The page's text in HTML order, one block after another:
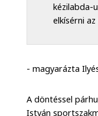
kézilabda-
elkísérni
- magyarázta
A döntéssel
István